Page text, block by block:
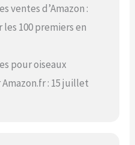
ventes d’Amazon :
les 100 premiers en
pour oiseaux
: 15 juillet